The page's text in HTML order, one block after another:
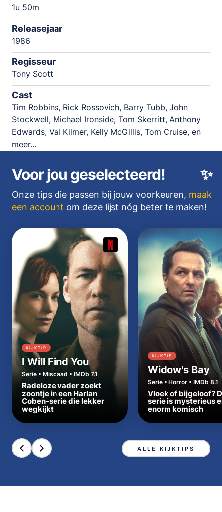
1u 50m
Releasejaar
1986
Regisseur
Tony Scott
Cast
Tim Robbins, Rick Rossovich, Barry Tubb, John
Stockwell, Michael Ironside, Tom Skerritt, Anthony
Edwards, Val Kilmer, Kelly McGillis, Tom Cruise, en
meer...
✨
Voor jou geselecteerd!
Onze tips die passen bij jouw voorkeuren, maak
een account om deze lijst nóg beter te maken!
KIJKTIP
I Will Find You
Serie • Misdaad • IMDb 7.1
Radeloze vader zoekt
zoontje in een Harlan
Coben-serie die lekker
wegkijkt
KIJKTIP
Widow's Bay
Serie • Horror • IMDb 8.1
Vloek of bijgeloof?
serie is mysterieus
enorm komisch
ALLE KIJKTIPS